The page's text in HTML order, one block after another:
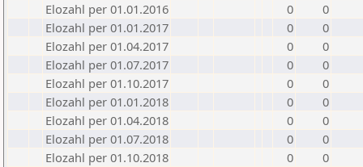
Elozahl per 01.01.2016
0
0
Elozahl per 01.01.2017
0
0
Elozahl per 01.04.2017
0
0
Elozahl per 01.07.2017
0
0
Elozahl per 01.10.2017
0
0
Elozahl per 01.01.2018
0
0
Elozahl per 01.04.2018
0
0
Elozahl per 01.07.2018
0
0
Elozahl per 01.10.2018
0
0